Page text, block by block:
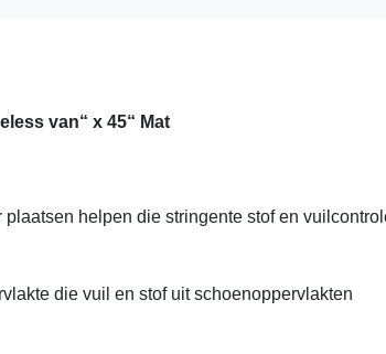
van“ x 45“ Mat
helpen die stringente stof en
die vuil en stof uit schoenoppervlakten